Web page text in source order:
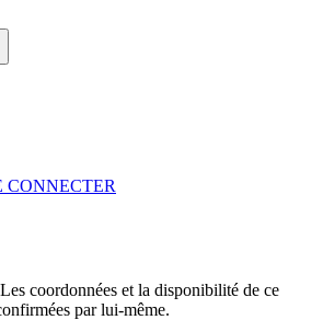
CONNECTER
Les coordonnées et la disponibilité de ce
par lui-même.